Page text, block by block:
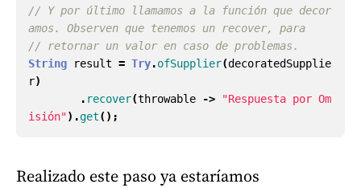
// Y por último llamamos a la función que decor
amos. Observen que tenemos un recover, para
// retornar un valor en caso de problemas.
String
result = Try.ofSupplier(decoratedSupplie
r)
. recover(throwable ->
"Respuesta por Om
isión").get();
Realizado este paso ya estaríamos